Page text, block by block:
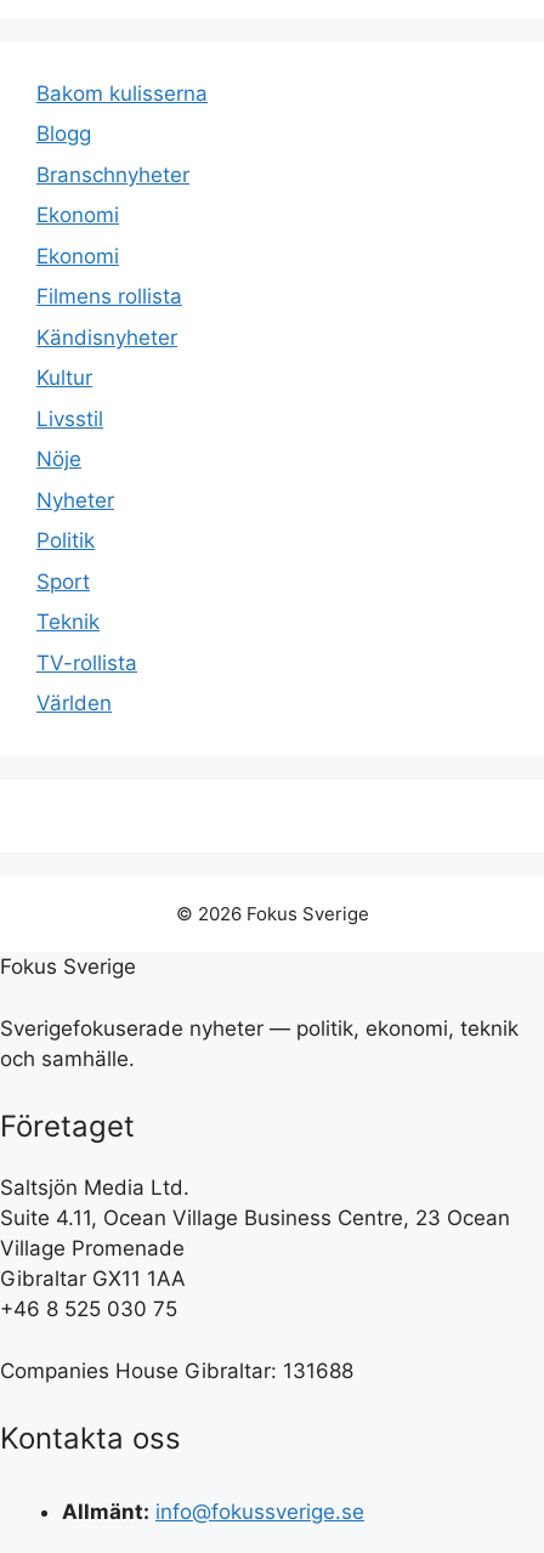
Bakom kulisserna
Blogg
Branschnyheter
Ekonomi
Ekonomi
Filmens rollista
Kändisnyheter
Kultur
Livsstil
Nöje
Nyheter
Politik
Sport
Teknik
TV-rollista
Världen
© 2026 Fokus Sverige
Fokus Sverige
Sverigefokuserade nyheter — politik, ekonomi, teknik
och samhälle.
Företaget
Saltsjön Media Ltd.
Suite 4.11, Ocean Village Business Centre, 23 Ocean
Village Promenade
Gibraltar GX11 1AA
+46 8 525 030 75
Companies House Gibraltar: 131688
Kontakta oss
Allmänt: info@fokussverige.se